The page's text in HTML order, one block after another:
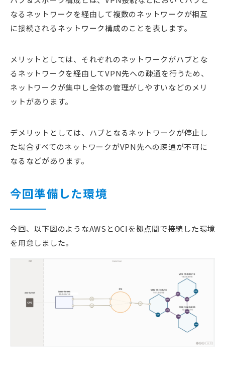
なるネットワークを経由して複数のネットワークが相互
に接続されるネットワーク構成のことを表します。
メリットとしては、それぞれのネットワークがハブとな
るネットワークを経由してVPN先への疎通を行うため、
ネットワークが集中し全体の管理がしやすいなどのメリ
ットがあります。
デメリットとしては、ハブとなるネットワークが停止し
た場合すべてのネットワークがVPN先への疎通が不可に
なるなどがあります。
今回準備した環境
今回、以下図のようなAWSとOCIを拠点間で接続した環境
を用意しました。